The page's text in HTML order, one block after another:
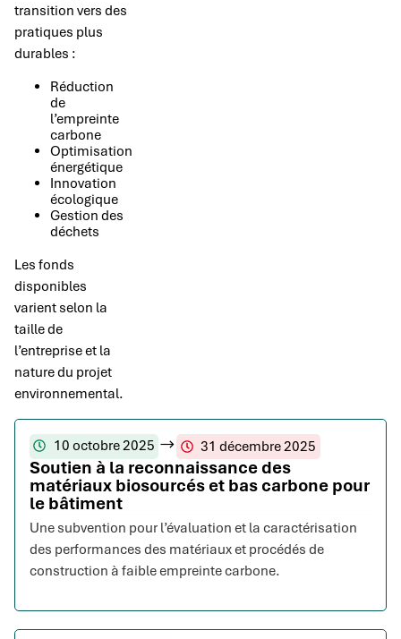
transition vers des
pratiques plus
durables :
Réduction
de
l’empreinte
carbone
Optimisation
énergétique
Innovation
écologique
Gestion des
déchets
Les fonds
disponibles
varient selon la
taille de
l’entreprise et la
nature du projet
environnemental.
10 octobre 2025 31 décembre 2025
Soutien à la reconnaissance des
matériaux biosourcés et bas carbone pour
le bâtiment
Une subvention pour l’évaluation et la caractérisation
des performances des matériaux et procédés de
construction à faible empreinte carbone.